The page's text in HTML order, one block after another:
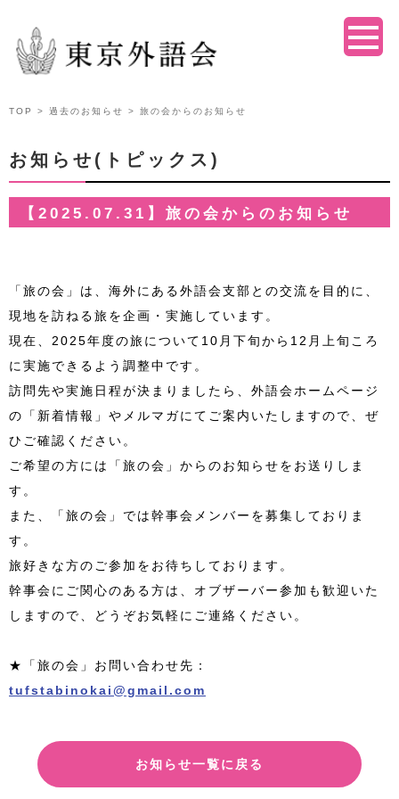
TOP > 過去のお知らせ > 旅の会からのお知らせ
お知らせ(トピックス)
【2025.07.31】旅の会からのお知らせ
「旅の会」は、海外にある外語会支部との交流を目的に、
現地を訪ねる旅を企画・実施しています。
現在、2025年度の旅について10月下旬から12月上旬ころ
に実施できるよう調整中です。
訪問先や実施日程が決まりましたら、外語会ホームページ
の「新着情報」やメルマガにてご案内いたしますので、ぜ
ひご確認ください。
ご希望の方には「旅の会」からのお知らせをお送りしま
す。
また、「旅の会」では幹事会メンバーを募集しておりま
す。
旅好きな方のご参加をお待ちしております。
幹事会にご関心のある方は、オブザーバー参加も歓迎いた
しますので、どうぞお気軽にご連絡ください。
★「旅の会」お問い合わせ先：
tufstabinokai@gmail.com
お知らせ一覧に戻る